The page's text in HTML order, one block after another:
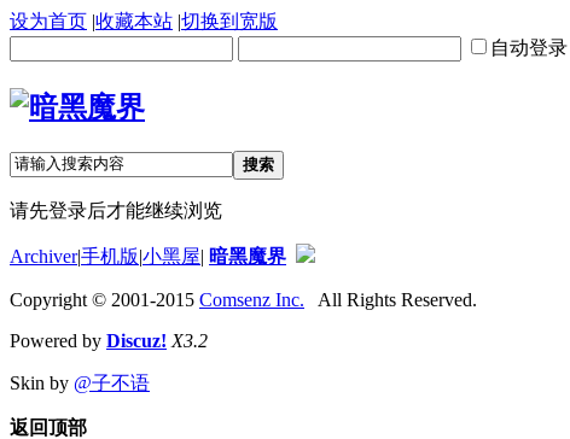
设为首页 |收藏本站 |切换到宽版
自动登录
搜索
请先登录后才能继续浏览
Archiver|手机版|小黑屋| 暗黑魔界
Copyright © 2001-2015 Comsenz Inc. All Rights Reserved.
Powered by Discuz! X3.2
Skin by @子不语
返回顶部